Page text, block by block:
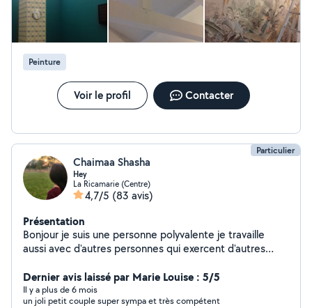
Peinture
Voir le profil Contacter
Particulier
Chaimaa Shasha
Hey
La Ricamarie (Centre)
4,7/5 (83 avis)
Présentation
Bonjour je suis une personne polyvalente je travaille
aussi avec d'autres personnes qui exercent d'autres
informatique et ménage garde d'animaux ...... je peux
très bien vous faciliter la tâche afin de vous mettre en
relation avec ces personnes professionnels n'hésitez
Dernier avis laissé par Marie Louise : 5/5
Il y a plus de 6 mois
un joli petit couple super sympa et très compétent